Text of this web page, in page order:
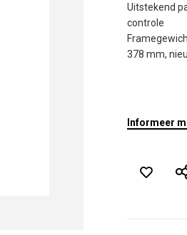
Uitstekend
controle
378 mm,
Informeer